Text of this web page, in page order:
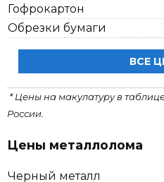
Гофрокартон
Обрезки бумаги
ВСЕ
* Цены на макулатуру в
России.
Цены металлолома
Черный металл